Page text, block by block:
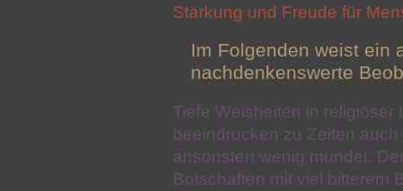
Stärkung und Freude für
Im Folgenden weist ein
nachdenkenswerte
Tiefe Weisheiten in
beeindrucken zu Zeiten
ansonsten wenig mundet.
Botschaften mit viel bitterem